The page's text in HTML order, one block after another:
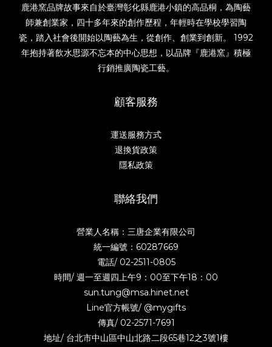
鹿港窯品牌故事來自於臺灣彰化縣鹿港小鎮的高品桐，為陶藝
師兼創業家，四十多年來的創作歷程，年輕時在學校學習陶
瓷，踏入社會後開始以陶藝為生，從創作、創業到創新。 1992
年抱持著飲水思源不忘本的中心思想，以品牌『鹿港窯』積極
行銷推廣陶瓷工藝。
顧客服務
運送服務方式
退換貨政策
隱私政策
聯絡我們
營業人名稱：三唐企業有限公司
統一編號：60287669
電話/ 02-2511-0805
時間/ 週一至週四上午9：00至下午18：00
sun.tung@msa.hinet.net
Line官方帳號/ @mygifts
傳真/ 02-2571-7691
地址/ 台北市中山區中山北路二段65巷12之3號1樓